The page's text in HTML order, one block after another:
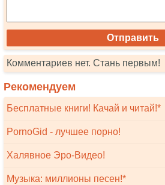
Комментариев нет. Стань первым!
Рекомендуем
Бесплатные книги! Качай и читай!*
PornoGid - лучшее порно!
Халявное Эро-Видео!
Музыка: миллионы песен!*